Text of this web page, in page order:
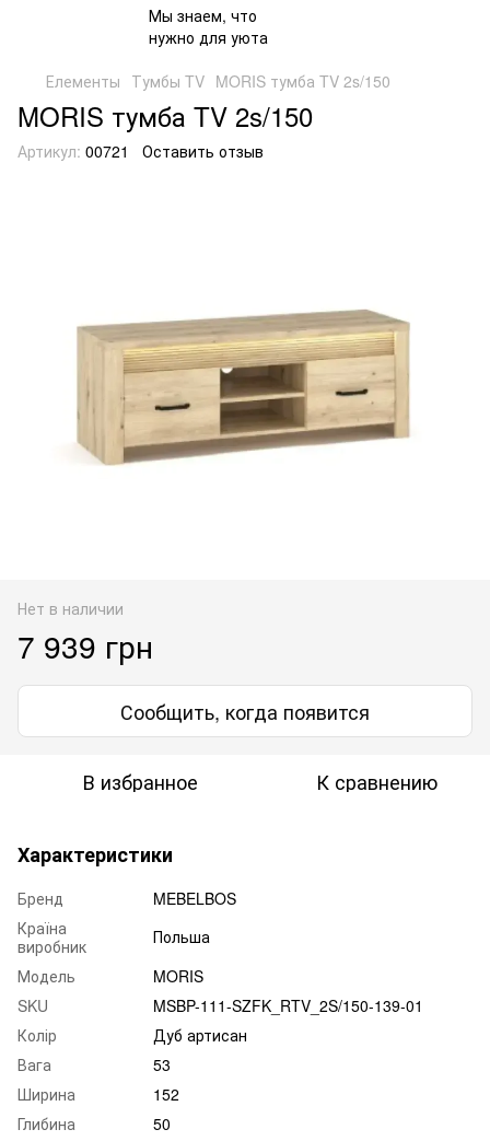
Елементы Тумбы TV MORIS тумба TV 2s/150
MORIS тумба TV 2s/150
Артикул: 00721 Оставить отзыв
Нет в наличии
7 939 грн
Сообщить, когда появится
В избранное К сравнению
Характеристики
Бренд
MEBELBOS
Країна
виробник
Польша
Модель
MORIS
SKU
MSBP-111-SZFK_RTV_2S/150-139-01
Колір
Дуб артисан
Вага
53
Ширина
152
Глибина
50